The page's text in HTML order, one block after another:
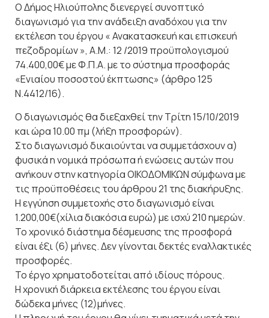
Ο Δήμος Ηλιούπολης διενεργεί συνοπτικό
διαγωνισμό για την ανάδειξη αναδόχου για την
εκτέλεση του έργου « Ανακατασκευή και επισκευή
πεζοδρομίων », Α.Μ.: 12 /2019 προϋπολογισμού
74.400,00€ με Φ.Π.Α. με το σύστημα προσφοράς
«Ενιαίου ποσοστού έκπτωσης» (άρθρο 125
Ν.4412/16).
Ο διαγωνισμός θα διεξαχθεί την Τρίτη 15/10/2019
και ώρα 10.00 πμ (λήξη προσφορών).
Στο διαγωνισμό δικαιούνται να συμμετάσχουν α)
φυσικά η νομικά πρόσωπα ή ενώσεις αυτών που
ανήκουν στην κατηγορία ΟΙΚΟΔΟΜΙΚΩΝ σύμφωνα με
τις προϋποθέσεις του άρθρου 21 της διακήρυξης.
Η εγγύηση συμμετοχής στο διαγωνισμό είναι
1.200,00€(χίλια διακόσια ευρώ) με ισχύ 210 ημερών.
Το χρονικό διάστημα δέσμευσης της προσφορά
είναι έξι (6) μήνες. Δεν γίνονται δεκτές εναλλακτικές
προσφορές.
Το έργο χρηματοδοτείται από ιδίους πόρους.
Η χρονική διάρκεια εκτέλεσης του έργου είναι
δώδεκα μήνες (12)μήνες.